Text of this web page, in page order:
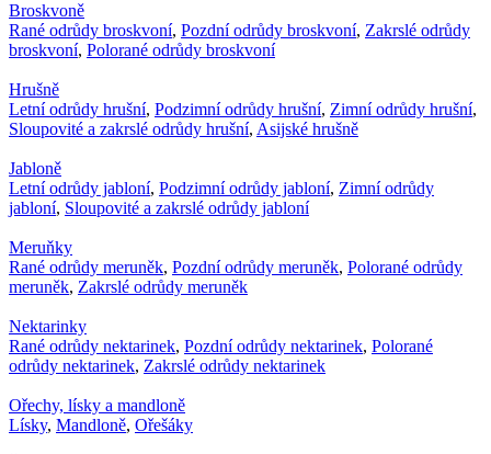
Broskvoně
Rané odrůdy broskvoní, Pozdní odrůdy broskvoní, Zakrslé odrůdy
broskvoní, Polorané odrůdy broskvoní
Hrušně
Letní odrůdy hrušní, Podzimní odrůdy hrušní, Zimní odrůdy hrušní,
Sloupovité a zakrslé odrůdy hrušní, Asijské hrušně
Jabloně
Letní odrůdy jabloní, Podzimní odrůdy jabloní, Zimní odrůdy
jabloní, Sloupovité a zakrslé odrůdy jabloní
Meruňky
Rané odrůdy meruněk, Pozdní odrůdy meruněk, Polorané odrůdy
meruněk, Zakrslé odrůdy meruněk
Nektarinky
Rané odrůdy nektarinek, Pozdní odrůdy nektarinek, Polorané
odrůdy nektarinek, Zakrslé odrůdy nektarinek
Ořechy, lísky a mandloně
Lísky, Mandloně, Ořešáky